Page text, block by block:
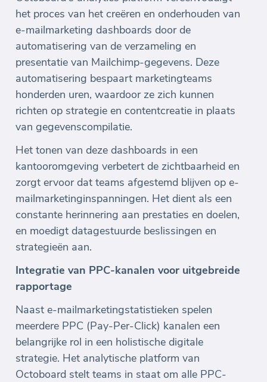
het proces van het creëren en onderhouden van
e-mailmarketing dashboards door de
automatisering van de verzameling en
presentatie van Mailchimp-gegevens. Deze
automatisering bespaart marketingteams
honderden uren, waardoor ze zich kunnen
richten op strategie en contentcreatie in plaats
van gegevenscompilatie.
Het tonen van deze dashboards in een
kantooromgeving verbetert de zichtbaarheid en
zorgt ervoor dat teams afgestemd blijven op e-
mailmarketinginspanningen. Het dient als een
constante herinnering aan prestaties en doelen,
en moedigt datagestuurde beslissingen en
strategieën aan.
Integratie van PPC-kanalen voor uitgebreide
rapportage
Naast e-mailmarketingstatistieken spelen
meerdere PPC (Pay-Per-Click) kanalen een
belangrijke rol in een holistische digitale
strategie. Het analytische platform van
Octoboard stelt teams in staat om alle PPC-